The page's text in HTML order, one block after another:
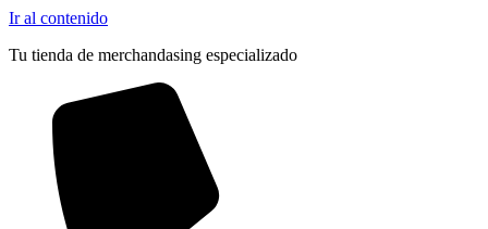
Ir al contenido
Tu tienda de merchandasing especializado